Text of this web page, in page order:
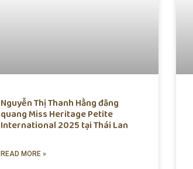
Nguyễn Thị Thanh Hằng đăng
quang Miss Heritage Petite
International 2025 tại Thái Lan
READ MORE »